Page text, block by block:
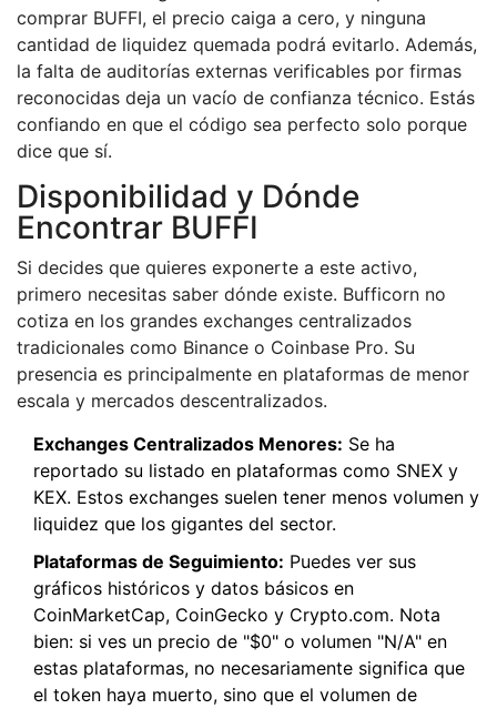
comprar BUFFI, el precio caiga a cero, y ninguna
cantidad de liquidez quemada podrá evitarlo. Además,
la falta de auditorías externas verificables por firmas
reconocidas deja un vacío de confianza técnico. Estás
confiando en que el código sea perfecto solo porque
dice que sí.
Disponibilidad y Dónde
Encontrar BUFFI
Si decides que quieres exponerte a este activo,
primero necesitas saber dónde existe. Bufficorn no
cotiza en los grandes exchanges centralizados
tradicionales como Binance o Coinbase Pro. Su
presencia es principalmente en plataformas de menor
escala y mercados descentralizados.
Exchanges Centralizados Menores: Se ha
reportado su listado en plataformas como SNEX y
KEX. Estos exchanges suelen tener menos volumen y
liquidez que los gigantes del sector.
Plataformas de Seguimiento: Puedes ver sus
gráficos históricos y datos básicos en
CoinMarketCap, CoinGecko y Crypto.com. Nota
bien: si ves un precio de "$0" o volumen "N/A" en
estas plataformas, no necesariamente significa que
el token haya muerto, sino que el volumen de